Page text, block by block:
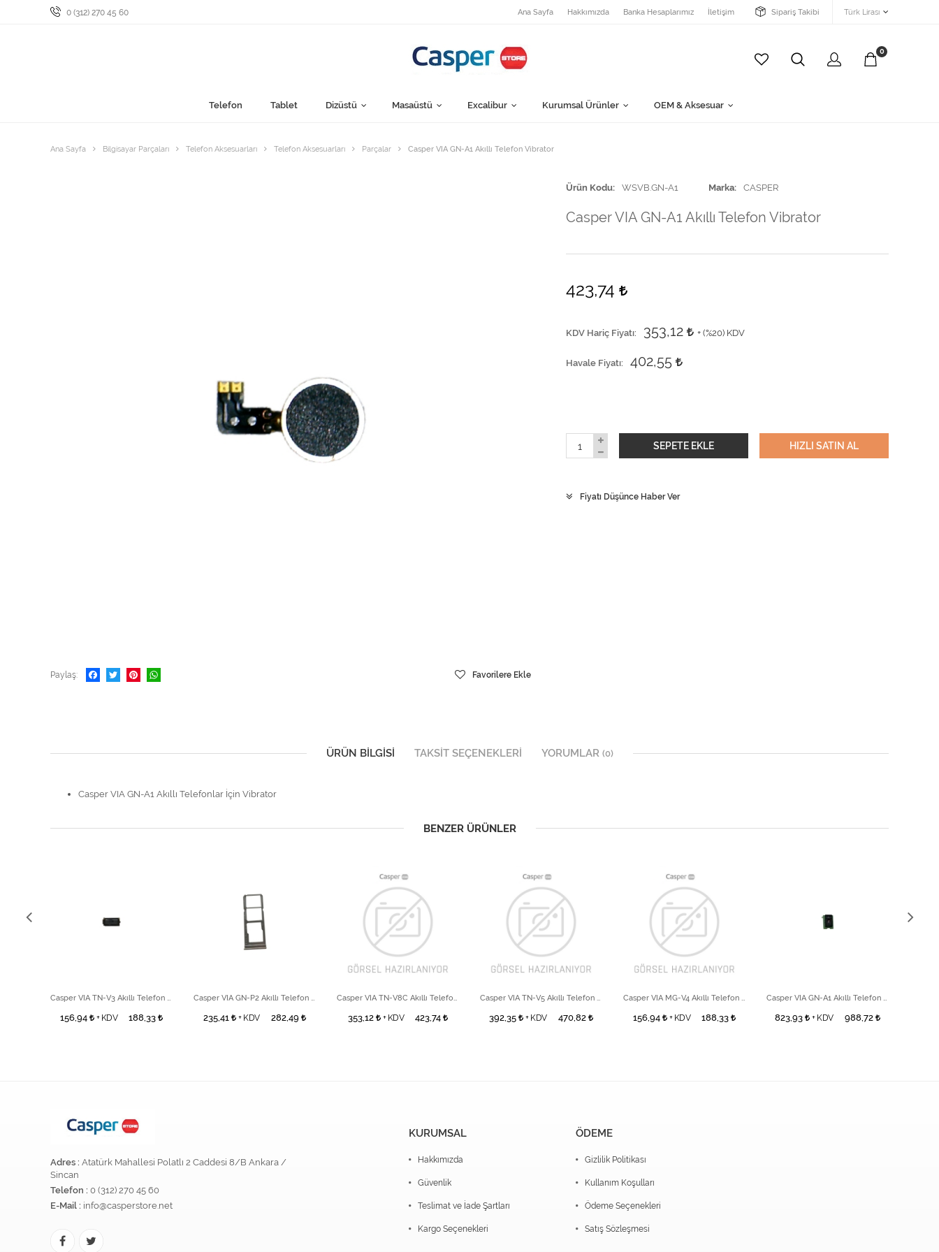
0 (312) 270 45 60 Türk Lirası
Ana Sayfa Hakkımızda Banka Hesaplarımız İletişim Sipariş Takibi
0
Telefon Tablet Dizüstü Masaüstü Excalibur Kurumsal Ürünler OEM & Aksesuar
Ana Sayfa Bilgisayar Parçaları Telefon Aksesuarları Telefon Aksesuarları Parçalar Casper VIA GN-A1 Akıllı Telefon Vibrator
Paylaş Favorilere Ekle
Ürün Kodu WSVB.GN-A1 Marka CASPER
Casper VIA GN-A1 Akıllı Telefon Vibrator
423,74
KDV Hariç Fiyatı 353,12 + (%20) KDV
Havale Fiyatı 402,55
SEPETE EKLE HIZLI SATIN AL
Fiyatı Düşünce Haber Ver
ÜRÜN BILGISI TAKSIT SEÇENEKLERI YORUMLAR (0)
Casper VIA GN-A1 Akıllı Telefonlar İçin Vibrator
BENZER ÜRÜNLER
Casper VIA TN-V3 Akıllı Telefon Receiver
156,94 + KDV 188,33
Casper VIA GN-P2 Akıllı Telefon Black Sım Tray
235,41 + KDV 282,49
Casper VIA TN-V8C Akıllı Telefon Volum Key
353,12 + KDV 423,74
Casper VIA TN-V5 Akıllı Telefon Usb Socket
392,35 + KDV 470,82
Casper VIA MG-V4 Akıllı Telefon Usb Socket
156,94 + KDV 188,33
Casper VIA GN-A1 Akıllı Telefon Optical Sensör
823,93 + KDV 988,72
Adres : Atatürk Mahallesi Polatlı 2 Caddesi 8/B Ankara /
Sincan
Telefon : 0 (312) 270 45 60
E-Mail : info@casperstore.net
KURUMSAL
Hakkımızda
Güvenlik
Teslimat ve İade Şartları
Kargo Seçenekleri
ÖDEME
Gizlilik Politikası
Kullanım Koşulları
Ödeme Seçenekleri
Satış Sözleşmesi